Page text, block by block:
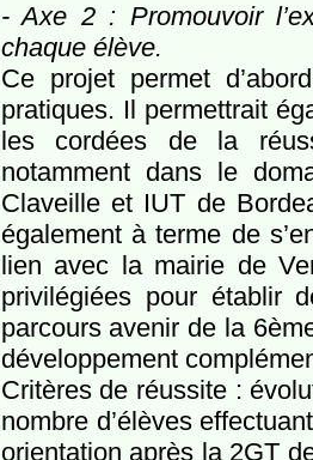
- Axe 2 : Promouvoir
chaque élève.
Ce projet permet
pratiques. Il permettrait
les cordées de la
notamment dans le
Claveille et IUT de
également à terme de
lien avec la mairie de
privilégiées pour établir
parcours avenir de la
développement
Critères de réussite :
nombre d’élèves
orientation après la 2GT